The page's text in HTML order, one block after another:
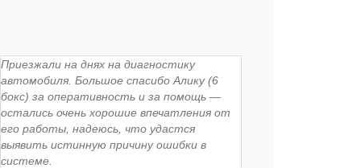
Приезжали на днях на диагностику
автомобиля. Большое спасибо Алику (6
бокс) за оперативность и за помощь —
остались очень хорошие впечатления от
его работы, надеюсь, что удастся
выявить истинную причину ошибки в
системе.